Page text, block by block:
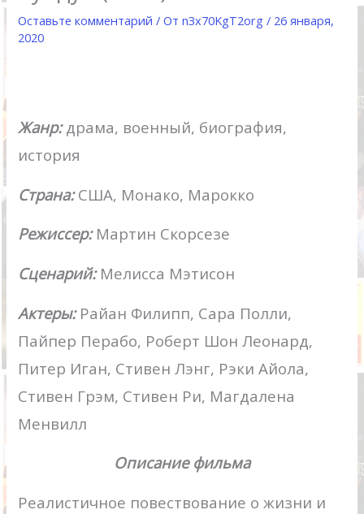
Оставьте комментарий / Отn3x70KgT2org/ 26 января,
2020
Жанр:драма, военный, биография,
история
Страна:США, Монако, Марокко
Режиссер: Мартин Скорсезе
Сценарий: Мелисса Мэтисон
Актеры: Райан Филипп, Сара Полли,
Пайпер Перабо, Роберт Шон Леонард,
Питер Иган, Стивен Лэнг, Рэки Айола,
Стивен Грэм, Стивен Ри, Магдалена
Менвилл
Описание фильма
Реалистичное повествование о жизни и